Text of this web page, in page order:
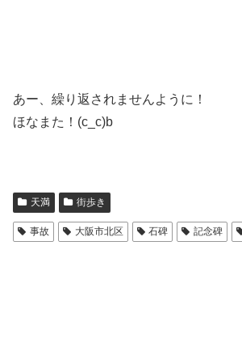
あー、繰り返されませんように！
ほなまた！(c_c)b
天満 街歩き
事故 大阪市北区 石碑 記念碑